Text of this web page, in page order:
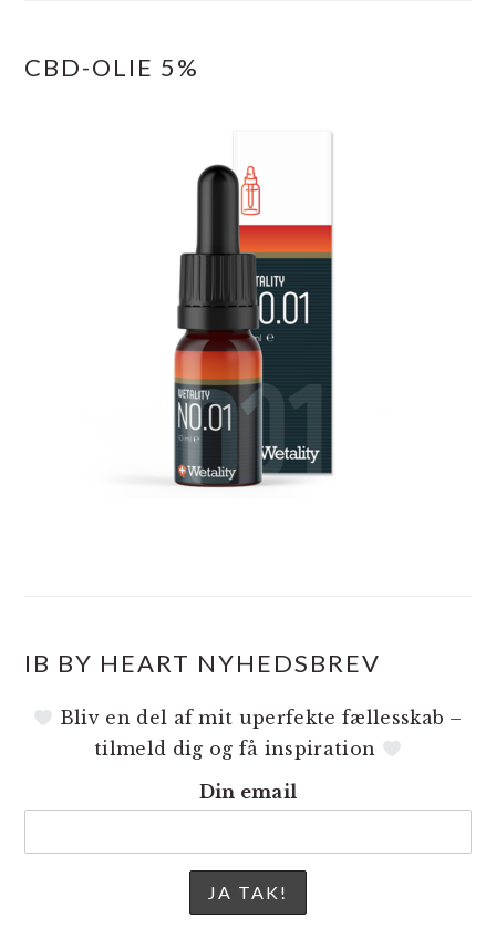
CBD-OLIE 5%
IB BY HEART NYHEDSBREV
Bliv en del af mit uperfekte fællesskab –
tilmeld dig og få inspiration
Din email